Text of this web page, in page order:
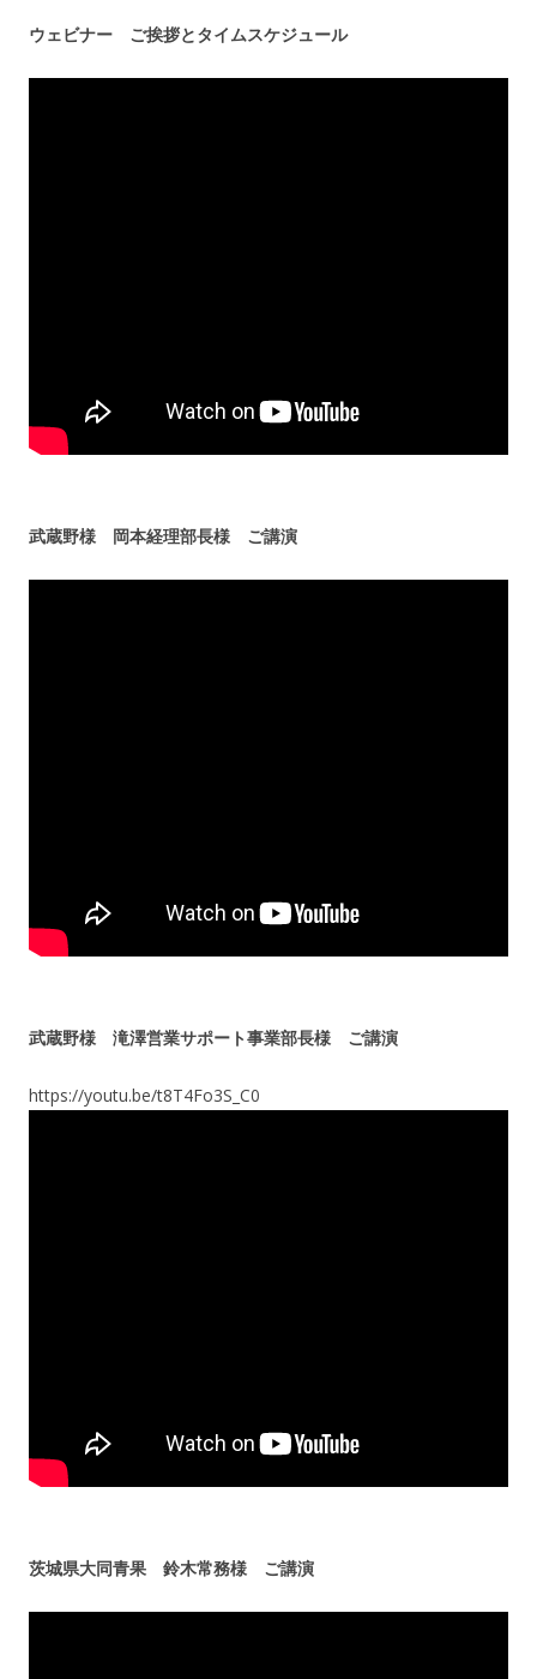
ウェビナー ご挨拶とタイムスケジュール
武蔵野様 岡本経理部長様 ご講演
武蔵野様 滝澤営業サポート事業部長様 ご講演
https://youtu.be/t8T4Fo3S_C0
茨城県大同青果 鈴木常務様 ご講演